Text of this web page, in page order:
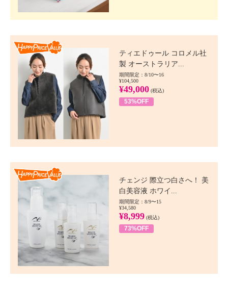
ティエドゥール コロメル社
製 オーストラリア...
期間限定：8/10〜16
¥104,500
¥49,000 (税込)
53%OFF
チェンジ 際立つ白さへ！ 美
白美容液 ホワイ...
期間限定：8/9〜15
¥34,580
¥8,999 (税込)
73%OFF